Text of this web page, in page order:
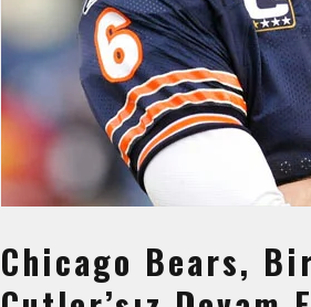
Chicago Bears,